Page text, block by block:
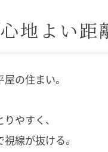
地よい
の住まい。
やすく、
線が抜ける。